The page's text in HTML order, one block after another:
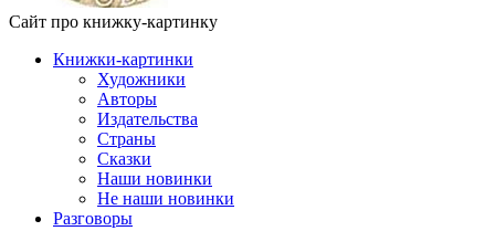
Сайт про книжку-картинку
Книжки-картинки
Художники
Авторы
Издательства
Страны
Сказки
Наши новинки
Не наши новинки
Разговоры